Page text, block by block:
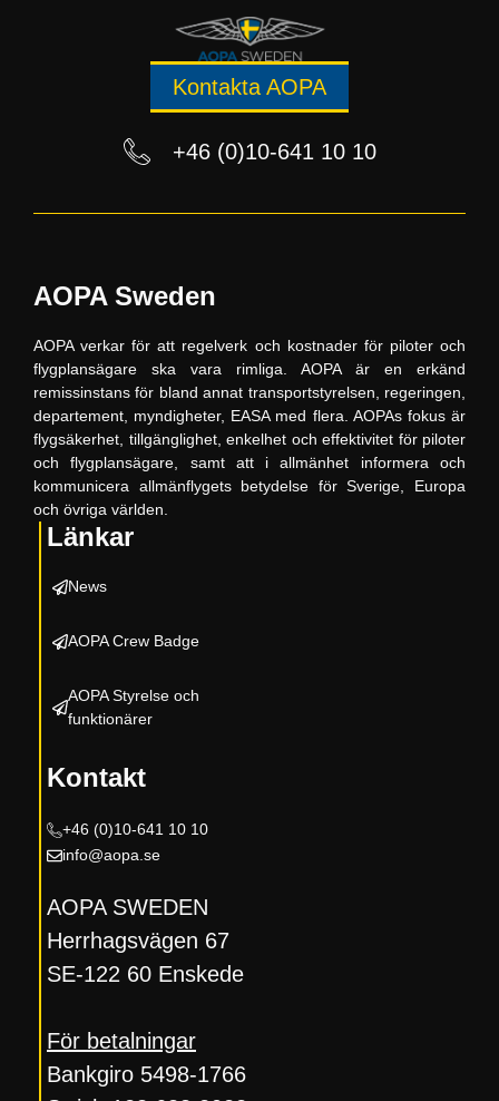
Kontakta AOPA
+46 (0)10-641 10 10
AOPA Sweden
AOPA verkar för att regelverk och kostnader för piloter och
flygplansägare ska vara rimliga. AOPA är en erkänd
remissinstans för bland annat transportstyrelsen, regeringen,
departement, myndigheter, EASA med flera. AOPAs fokus är
flygsäkerhet, tillgänglighet, enkelhet och effektivitet för piloter
och flygplansägare, samt att i allmänhet informera och
kommunicera allmänflygets betydelse för Sverige, Europa
och övriga världen.
Länkar
News
AOPA Crew Badge
AOPA Styrelse och
funktionärer
Kontakt
+46 (0)10-641 10 10
info@aopa.se
AOPA SWEDEN
Herrhagsvägen 67
SE-122 60 Enskede
För betalningar
Bankgiro 5498-1766